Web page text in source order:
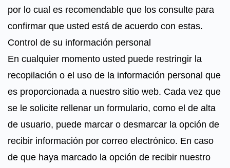
por lo cual es recomendable que los consulte para
confirmar que usted está de acuerdo con estas.
Control de su información personal
En cualquier momento usted puede restringir la
recopilación o el uso de la información personal que
es proporcionada a nuestro sitio web. Cada vez que
se le solicite rellenar un formulario, como el de alta
de usuario, puede marcar o desmarcar la opción de
recibir información por correo electrónico. En caso
de que haya marcado la opción de recibir nuestro